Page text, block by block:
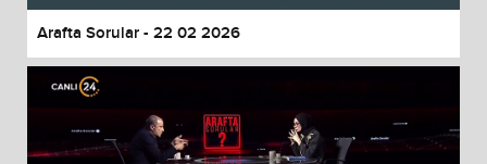
Arafta Sorular - 22 02 2026